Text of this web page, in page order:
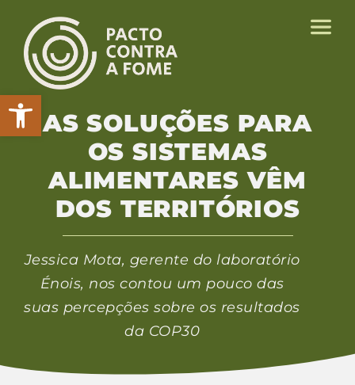
Abrir a barra de ferramentas
AS SOLUÇÕES PARA
OS SISTEMAS
ALIMENTARES VÊM
DOS TERRITÓRIOS
Jessica Mota, gerente do laboratório
Énois, nos contou um pouco das
suas percepções sobre os resultados
da COP30